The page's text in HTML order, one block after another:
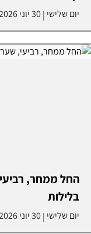
יום שלישי |30 יוני 2026
החל ממחר,
בלילות
יום שלישי |30 יוני 2026